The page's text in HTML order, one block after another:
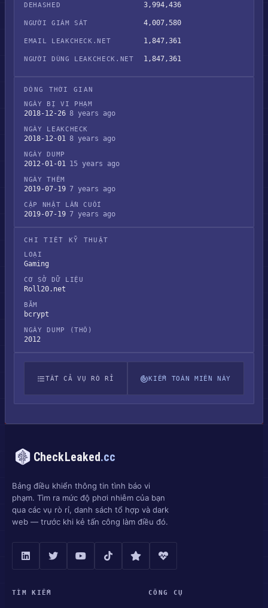
DEHASHED 3,994,436
NGƯỜI GIÁM SÁT 4,007,580
EMAIL LEAKCHECK.NET 1,847,361
NGƯỜI DÙNG LEAKCHECK.NET 1,847,361
DÒNG THỜI GIAN
NGÀY BỊ VI PHẠM
2018-12-26 8 years ago
NGÀY LEAKCHECK
2018-12-01 8 years ago
NGÀY DUMP
2012-01-01 15 years ago
NGÀY THÊM
2019-07-19 7 years ago
CẬP NHẬT LẦN CUỐI
2019-07-19 7 years ago
CHI TIẾT KỸ THUẬT
LOẠI
Gaming
CƠ SỞ DỮ LIỆU
Roll20.net
BĂM
bcrypt
NGÀY DUMP (THÔ)
2012
TẤT CẢ VỤ RÒ RỈ KIỂM TOÁN MIỀN NÀY
CheckLeaked.cc
Bảng điều khiển thông tin tình báo vi
phạm. Tìm ra mức độ phơi nhiễm của bạn
qua các vụ rò rỉ, danh sách tổ hợp và dark
web — trước khi kẻ tấn công làm điều đó.
TÌM KIẾM CÔNG CỤ